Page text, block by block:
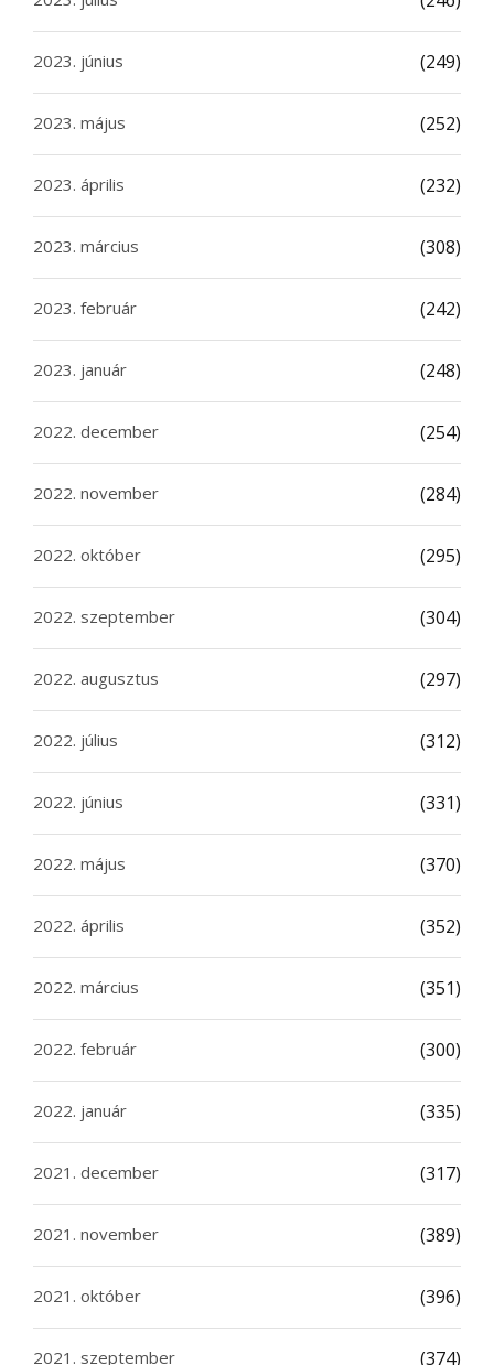
2023. június (249)
2023. május (252)
2023. április (232)
2023. március (308)
2023. február (242)
2023. január (248)
2022. december (254)
2022. november (284)
2022. október (295)
2022. szeptember (304)
2022. augusztus (297)
2022. július (312)
2022. június (331)
2022. május (370)
2022. április (352)
2022. március (351)
2022. február (300)
2022. január (335)
2021. december (317)
2021. november (389)
2021. október (396)
2021. szeptember (374)